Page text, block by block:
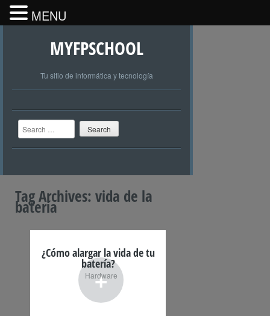
MYFPSCHOOL
Tu sitio de informática y tecnología
Search
Tag Archives: vida de la
batería
+
¿Cómo alargar la vida de tu
batería?
Hardware
MENU